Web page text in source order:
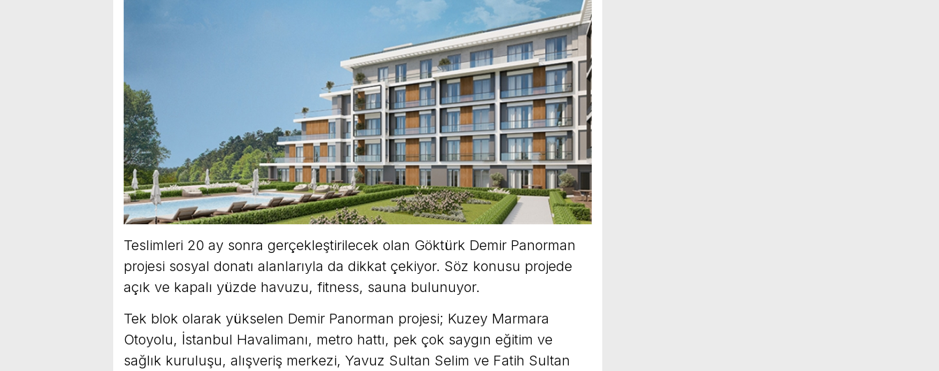
Teslimleri 20 ay sonra gerçekleştirilecek olan Göktürk Demir Panorman
projesi sosyal donatı alanlarıyla da dikkat çekiyor. Söz konusu projede
açık ve kapalı yüzde havuzu, fitness, sauna bulunuyor.
Tek blok olarak yükselen Demir Panorman projesi; Kuzey Marmara
Otoyolu, İstanbul Havalimanı, metro hattı, pek çok saygın eğitim ve
sağlık kuruluşu, alışveriş merkezi, Yavuz Sultan Selim ve Fatih Sultan